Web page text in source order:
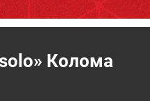
Колома